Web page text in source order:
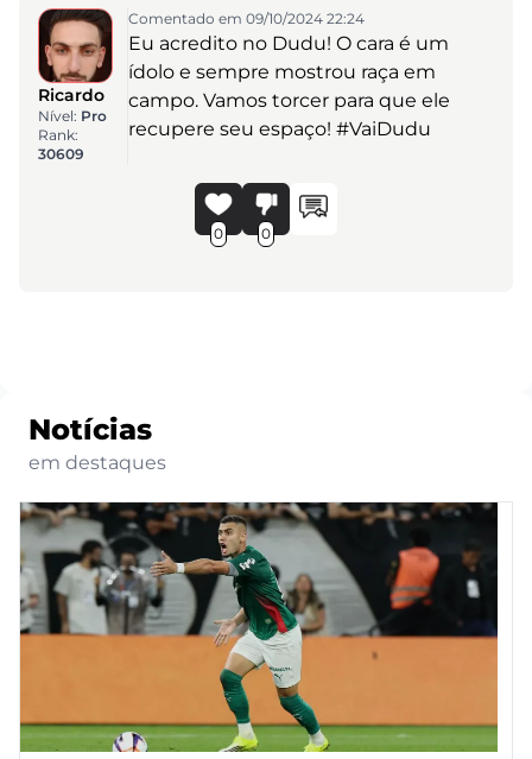
Ricardo
Nível: Pro
Rank:
30609
Comentado em 09/10/2024 22:24
Eu acredito no Dudu! O cara é um
ídolo e sempre mostrou raça em
campo. Vamos torcer para que ele
recupere seu espaço! #VaiDudu
0 0
Notícias
em destaques